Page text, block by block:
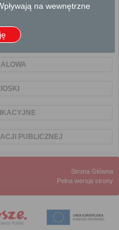
LOKALNE
PUBLICZNEJ
Strona Główna
Pełna wersja strony
na wewnętrzne